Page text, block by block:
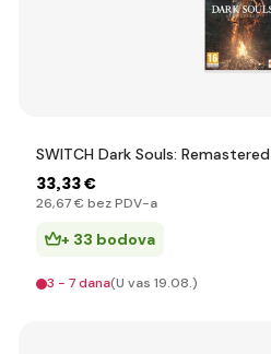
SWITCH Dark Souls: Remastered
33,33 €
26,67 € bez PDV-a
+ 33 bodova
3 - 7 dana(U vas 19.08.)